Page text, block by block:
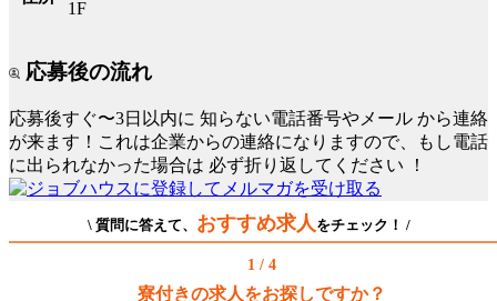
1F
応募後の流れ
応募後すぐ〜3日以内に 知らない電話番号やメール から連絡
が来ます！これは企業からの連絡になりますので、もし電話
に出られなかった場合は 必ず折り返してください ！
\ 質問に答えて、 おすすめ求人 をチェック！ /
1 / 4
寮付きの求人をお探しですか？